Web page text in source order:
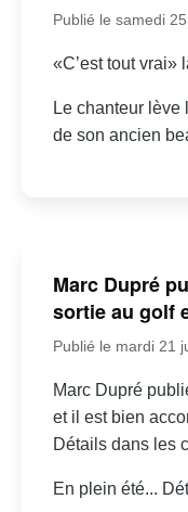
Publié le samedi
«C’est tout vrai»
Le chanteur
de son ancien
Marc Dupré
sortie au golf
Publié le mardi 21
Marc Dupré
et il est bien
Détails dans les
En plein été...